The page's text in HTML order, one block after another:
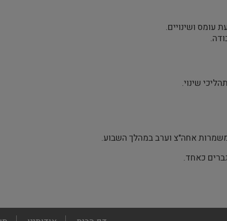
עומס ושינויים.
שינוי.
אחה"צ וערב במהלך השבוע.
כאחד.